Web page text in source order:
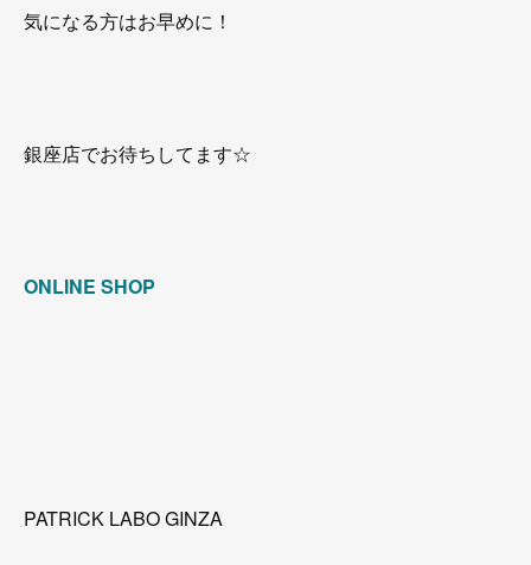
気になる方はお早めに！
銀座店でお待ちしてます☆
ONLINE SHOP
PATRICK LABO GINZA